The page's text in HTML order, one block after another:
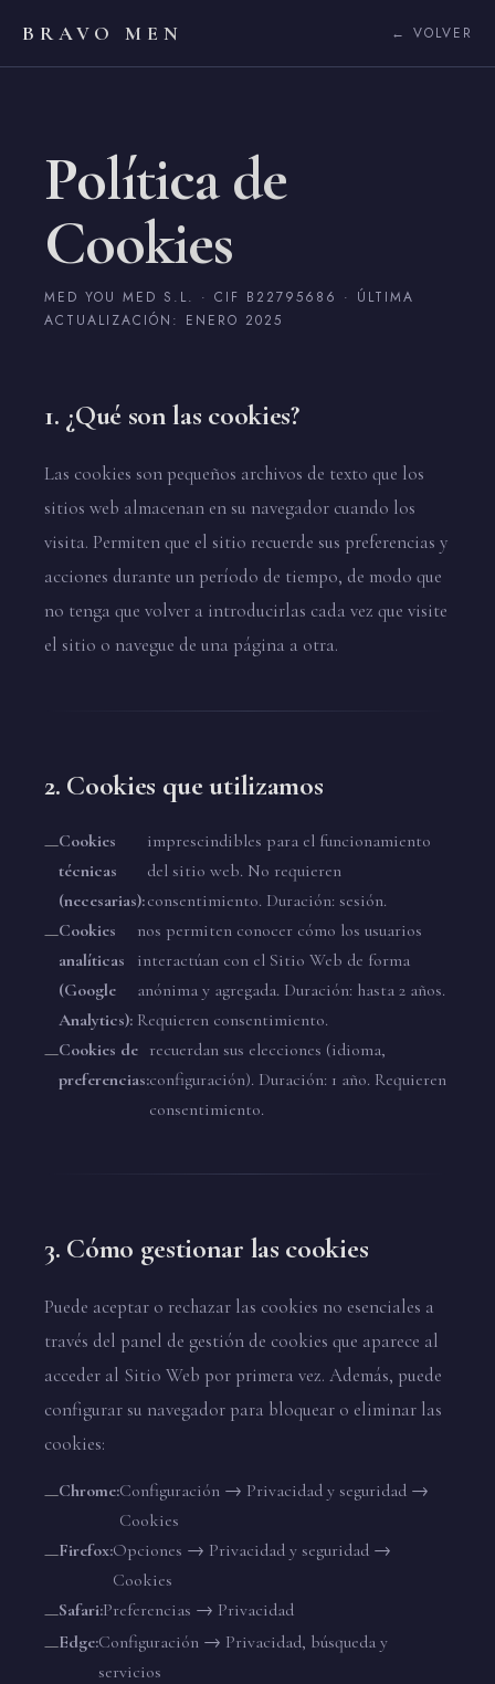
BRAVO MEN ← VOLVER
Política de
Cookies
MED YOU MED S.L. · CIF B22795686 · ÚLTIMA
ACTUALIZACIÓN: ENERO 2025
1. ¿Qué son las cookies?
Las cookies son pequeños archivos de texto que los
sitios web almacenan en su navegador cuando los
visita. Permiten que el sitio recuerde sus preferencias y
acciones durante un período de tiempo, de modo que
no tenga que volver a introducirlas cada vez que visite
el sitio o navegue de una página a otra.
2. Cookies que utilizamos
Cookies
técnicas
(necesarias):
imprescindibles para el funcionamiento
del sitio web. No requieren
consentimiento. Duración: sesión.
Cookies
analíticas
(Google
Analytics):
nos permiten conocer cómo los usuarios
interactúan con el Sitio Web de forma
anónima y agregada. Duración: hasta 2 años.
Requieren consentimiento.
Cookies de
preferencias:
recuerdan sus elecciones (idioma,
configuración). Duración: 1 año. Requieren
consentimiento.
3. Cómo gestionar las cookies
Puede aceptar o rechazar las cookies no esenciales a
través del panel de gestión de cookies que aparece al
acceder al Sitio Web por primera vez. Además, puede
configurar su navegador para bloquear o eliminar las
cookies:
Chrome:Configuración → Privacidad y seguridad →
Cookies
Firefox:Opciones → Privacidad y seguridad →
Cookies
Safari:Preferencias → Privacidad
Edge:Configuración → Privacidad, búsqueda y
servicios